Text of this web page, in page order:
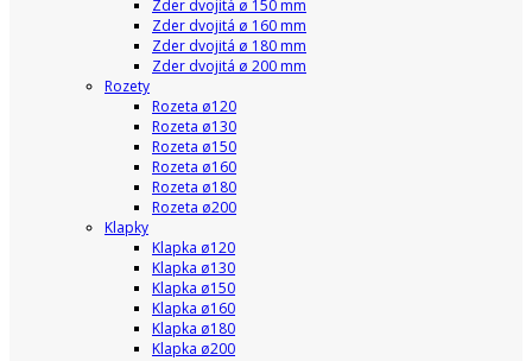
Zder dvojitá ø 150 mm
Zder dvojitá ø 160 mm
Zder dvojitá ø 180 mm
Zder dvojitá ø 200 mm
Rozety
Rozeta ø120
Rozeta ø130
Rozeta ø150
Rozeta ø160
Rozeta ø180
Rozeta ø200
Klapky
Klapka ø120
Klapka ø130
Klapka ø150
Klapka ø160
Klapka ø180
Klapka ø200